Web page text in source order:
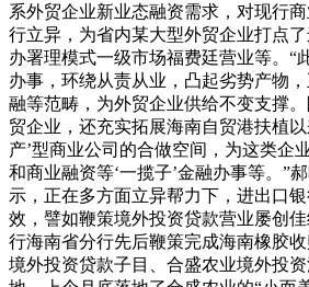
系外贸企业新业态融资需求，对现行
行立异，为省内某大型外贸企业打点
办署理模式一级市场福费廷营业等。“
办事，环绕从责从业，凸起劣势产物
融等范畴，为外贸企业供给不变支撑。
贸企业，还充实拓展海南自贸港扶植
产’型商业公司的合做空间，为这类企
和商业融资等‘一揽子’金融办事等。”
示，正在多方面立异帮力下，进出口
效，譬如鞭策境外投资贷款营业屡创
行海南省分行先后鞭策完成海南橡胶
境外投资贷款子目、合盛农业境外投